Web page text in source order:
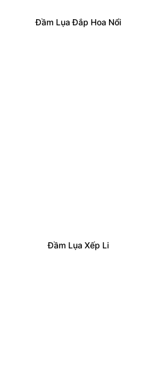
Đầm Lụa Đắp Hoa Nổi
Đầm Lụa Xếp Li